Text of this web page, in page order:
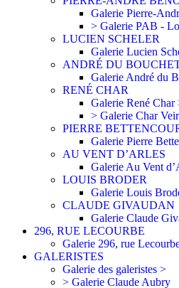
Galerie Pierre-
> Galerie PAB -
LUCIEN SCHELER
Galerie Lucien
ANDRÉ DU
Galerie André du
RENÉ CHAR
Galerie René Char
> Galerie Char
PIERRE
Galerie Pierre
AU VENT D’ARLES
Galerie Au Vent
LOUIS BRODER
Galerie Louis
CLAUDE GIVAUDAN
Galerie Claude
296, RUE LECOURBE
Galerie 296, rue
GALERISTES
Galerie des galeristes >
> Galerie Claude Aubry